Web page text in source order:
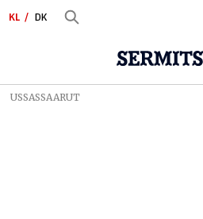
KL DK
USSASSAARUT